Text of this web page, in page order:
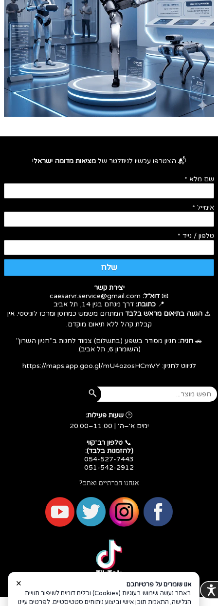
📬 הצטרפו עכשיו לניוזלטר של מציאות מדומה ישראל!
שם מלא *
אימייל *
טלפון / נייד *
שלח
יצירת קשר
📧דוא״ל:
📍 כתובת: דרך מנחם בגין 14, תל אביב
⚠️ הגעה בתיאום מראש בלבד המתחם משמש כמחסן ומרכז לוגיסטי. אין
קבלת קהל ללא תיאום מוקדם.
🚗 חניה: חניון מסודר בשפע (בתשלום) צמוד לחנות ב"חניון השרון"
(השומרון 6, תל אביב).
לניווט לחניון:https://maps.app.goo.gl/mU4ozosHCmVY
🕒 שעות פעילות:
ימים א׳–ה׳ | 11:00–20:00
​​​​​​​📞 טלפון רב־קווי
(להזמנות בלבד):
054-527-7443
051-542-2912
אנחנו חברתיים ואתם?
×
אנו שומרים על פרטיותכם
באתר נעשה שימוש בעוגיות (Cookies) וכלים דומים לשיפור חוויית
הגלישה, התאמת תוכן אישי וביצוע ניתוחים סטטיסטיים. לפרטים עיינו